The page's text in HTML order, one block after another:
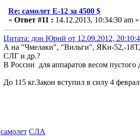
Re: самолет Е-12 за 4500 $
« Ответ #11 : 14.12.2013, 10:34:30 am »
Цитата: дон Юрий от 12.09.2012,
А на "Чмелаки", "Вильги", ЯКи-52,-
СЛГ и др.?
В России для аппаратов весом пустого
До 115 кг.Закон вступил в силу 4
самолет СЛА